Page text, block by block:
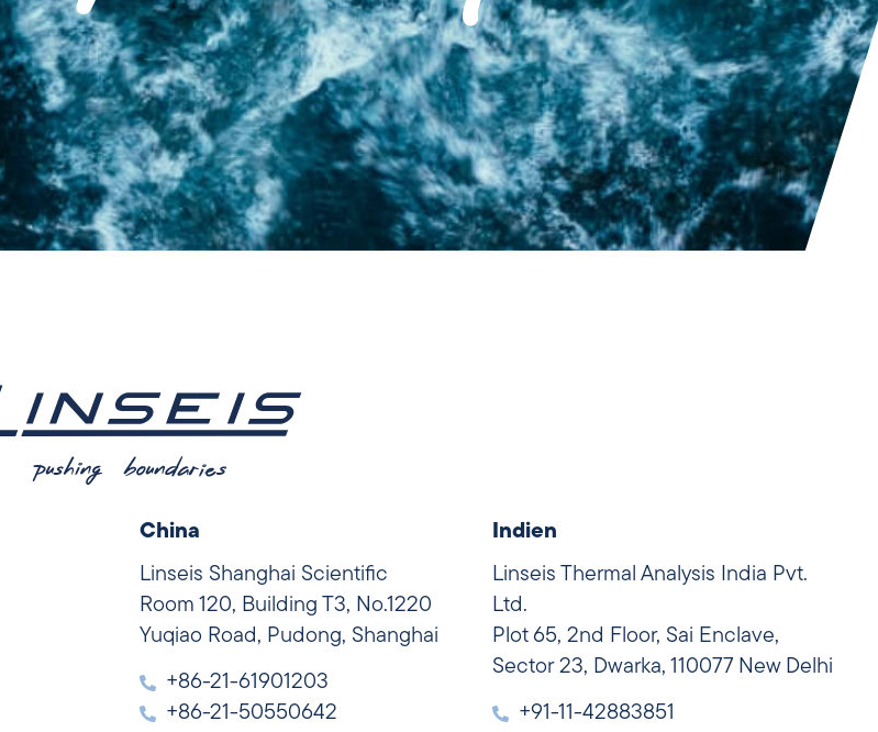
China
Linseis Shanghai Scientific
Room 120, Building T3, No.1220
Yuqiao Road, Pudong, Shanghai
+86-21-61901203
+86-21-50550642
Indien
Linseis Thermal Analysis India Pvt.
Ltd.
Plot 65, 2nd Floor, Sai Enclave,
Sector 23, Dwarka, 110077 New Delhi
+91-11-42883851